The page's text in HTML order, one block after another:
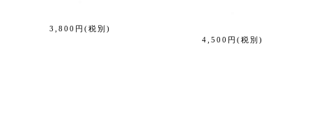
3,800 円 (税別)
4,500 円 (税別)